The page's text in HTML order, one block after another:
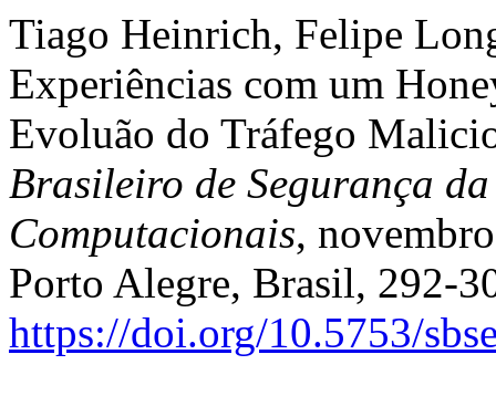
Tiago Heinrich, Felipe
Experiências com um
Evoluão do Tráfego
Brasileiro de Segurança
Computacionais,
Porto Alegre, Brasil, 292-
https://doi.org/10.5753/